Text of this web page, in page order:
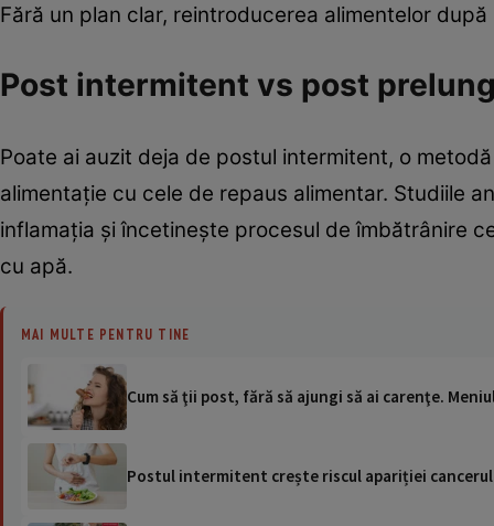
Fără un plan clar, reintroducerea alimentelor
Post intermitent vs post
Poate ai auzit deja de postul intermitent, o
alimentație cu cele de repaus alimentar. Studiile
inflamația și încetinește procesul de îmbătrânire
cu apă.
MAI MULTE PENTRU TINE
Cum să ţii post, fără să ajungi să ai carenţe.
Postul intermitent crește riscul apariției